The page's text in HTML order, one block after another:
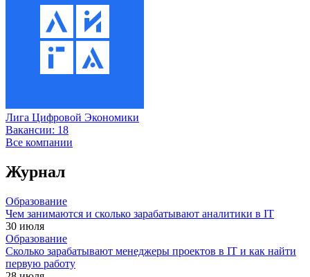
Лига Цифровой Экономики
Вакансии: 18
Все компании
Журнал
Образование
Чем занимаются и сколько зарабатывают аналитики в IT
30 июля
Образование
Сколько зарабатывают менеджеры проектов в IT и как найти
первую работу